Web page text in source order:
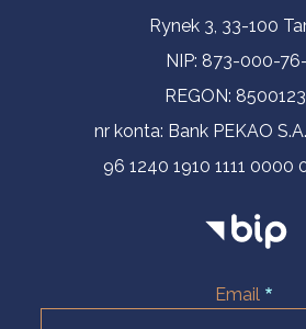
Informacje kontaktowe
Rynek 3, 33-100
NIP: 873-000-
REGON:
nr konta: Bank PEKAO
96 1240 1910 1111 0000
Email